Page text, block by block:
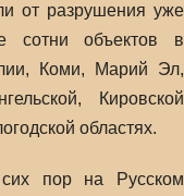
от разрушения уже
сотни объектов в
Коми, Марий Эл,
Кировской
областях.
пор на Русском